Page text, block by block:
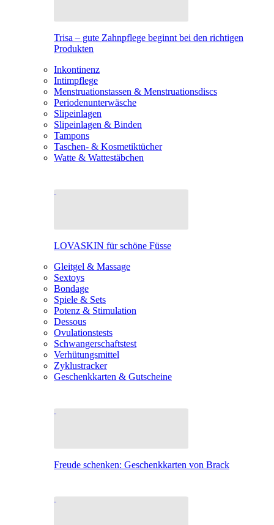
Trisa – gute Zahnpflege beginnt bei den richtigen
Produkten
Inkontinenz
Intimpflege
Menstruationstassen & Menstruationsdiscs
Periodenunterwäsche
Slipeinlagen
Slipeinlagen & Binden
Tampons
Taschen- & Kosmetiktücher
Watte & Wattestäbchen
LOVASKIN für schöne Füsse
Gleitgel & Massage
Sextoys
Bondage
Spiele & Sets
Potenz & Stimulation
Dessous
Ovulationstests
Schwangerschaftstest
Verhütungsmittel
Zyklustracker
Geschenkkarten & Gutscheine
Freude schenken: Geschenkkarten von Brack